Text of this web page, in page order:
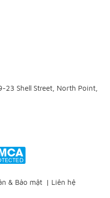
23 Shell Street, North Point,
& Bảo mật | Liên hệ